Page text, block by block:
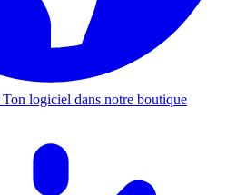
Ton logiciel dans notre boutique